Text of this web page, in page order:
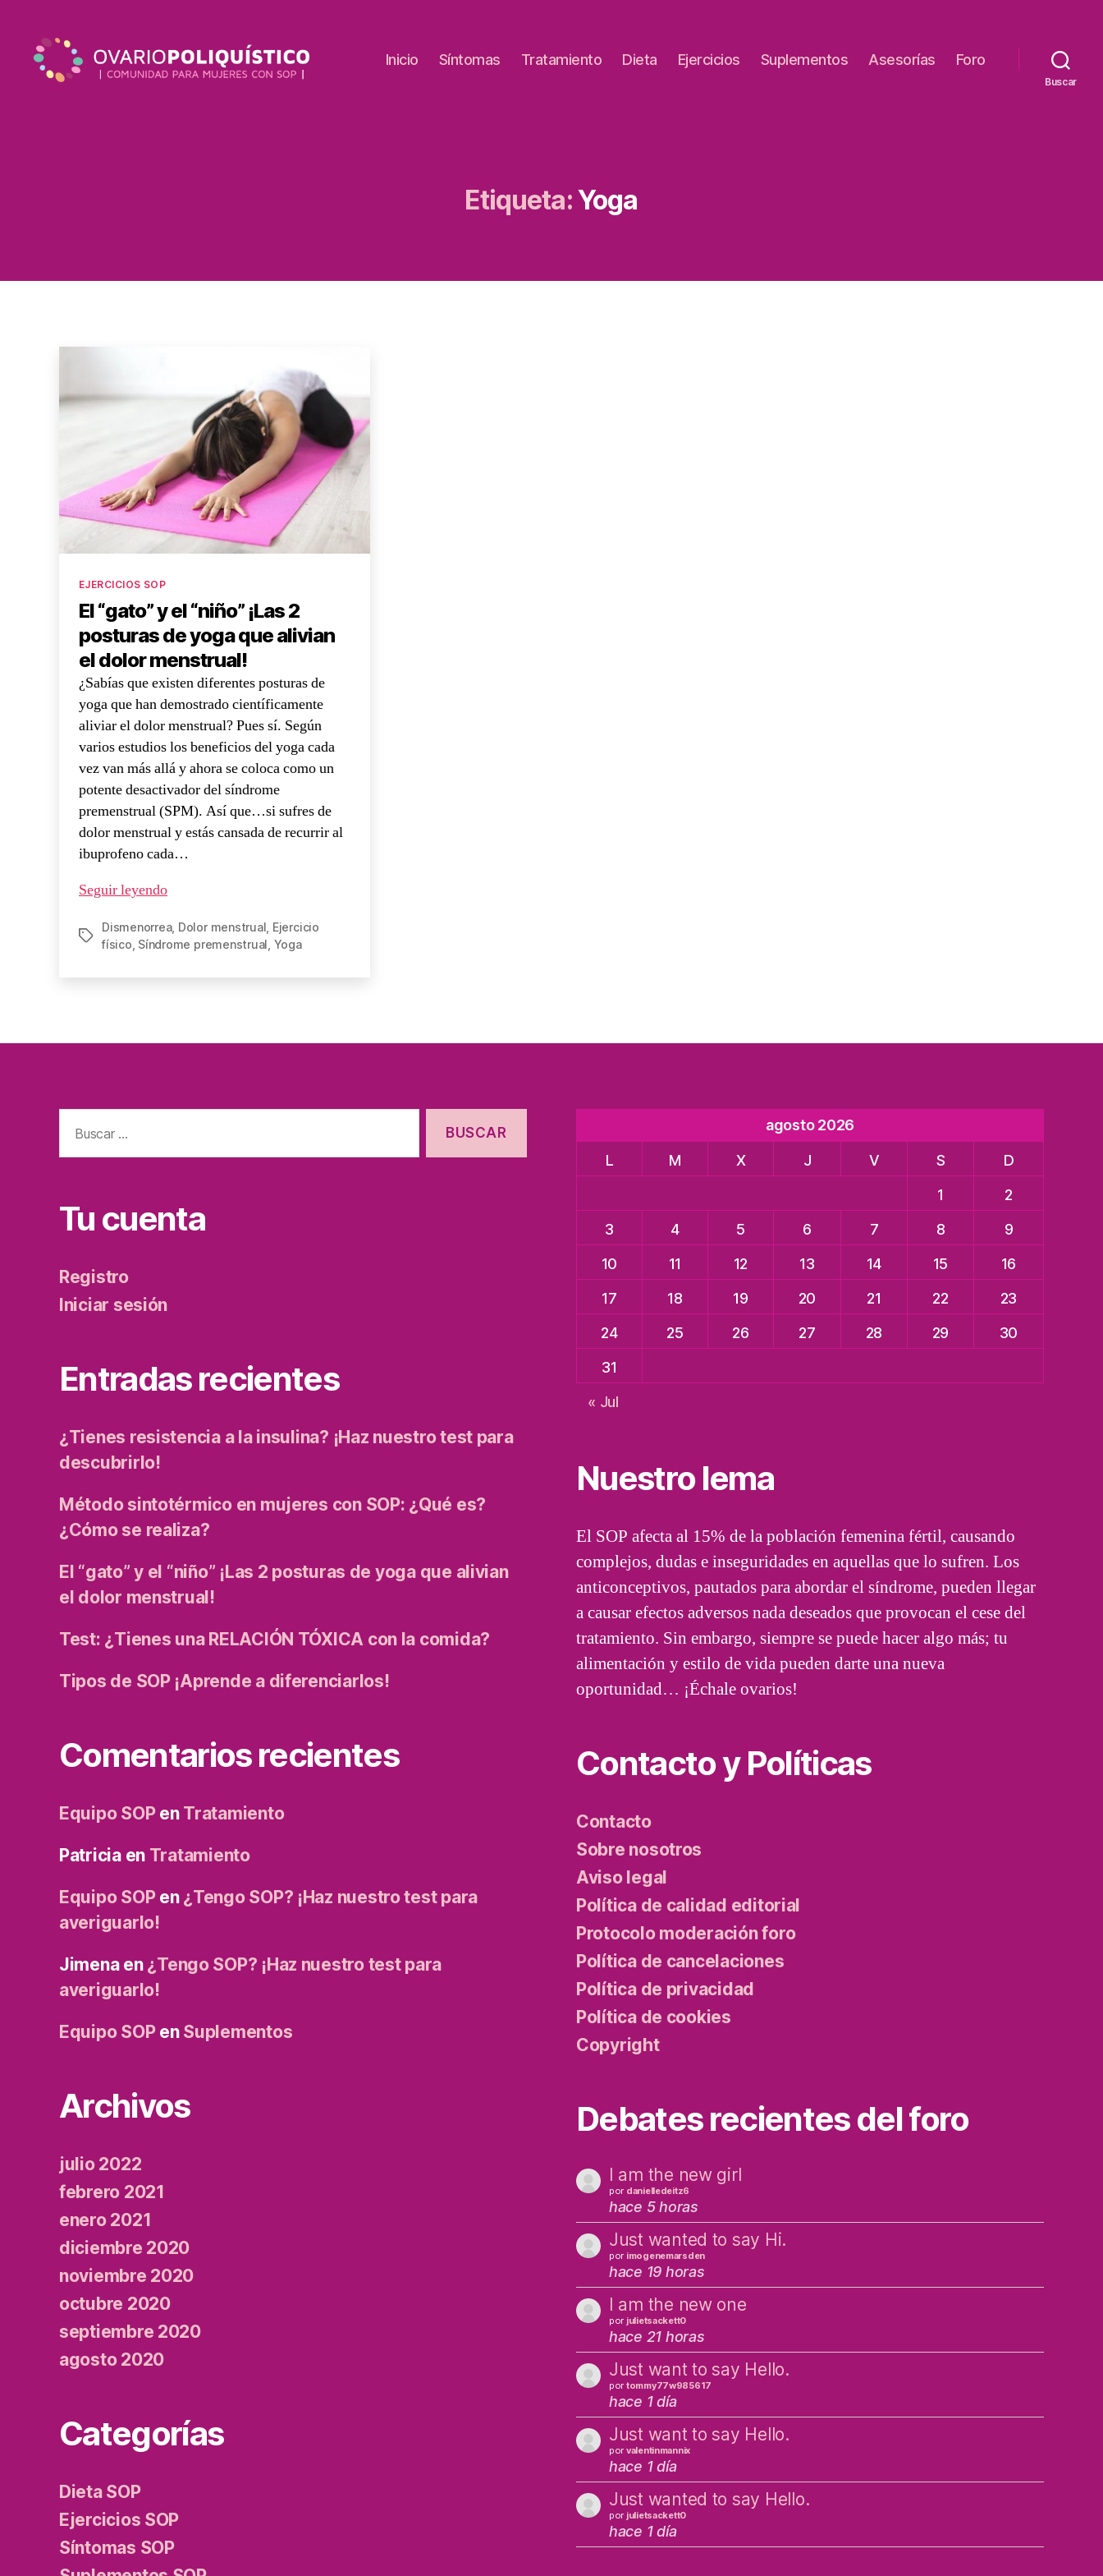
Inicio Síntomas Tratamiento Dieta Ejercicios Suplementos Asesorías Foro
Buscar
Etiqueta:Yoga
EJERCICIOS SOP
El “gato” y el “niño” ¡Las 2
posturas de yoga que alivian
el dolor menstrual!
¿Sabías que existen diferentes posturas de
yoga que han demostrado científicamente
aliviar el dolor menstrual? Pues sí. Según
varios estudios los beneficios del yoga cada
vez van más allá y ahora se coloca como un
potente desactivador del síndrome
premenstrual (SPM). Así que…si sufres de
dolor menstrual y estás cansada de recurrir al
ibuprofeno cada…
Seguir leyendo
Dismenorrea, Dolor menstrual, Ejercicio
físico, Síndrome premenstrual, Yoga
Tu cuenta
Registro
Iniciar sesión
Entradas recientes
¿Tienes resistencia a la insulina? ¡Haz nuestro test para
descubrirlo!
Método sintotérmico en mujeres con SOP: ¿Qué es?
¿Cómo se realiza?
El “gato” y el “niño” ¡Las 2 posturas de yoga que alivian
el dolor menstrual!
Test: ¿Tienes una RELACIÓN TÓXICA con la comida?
Tipos de SOP ¡Aprende a diferenciarlos!
Comentarios recientes
Equipo SOPen Tratamiento
Patriciaen Tratamiento
Equipo SOPen ¿Tengo SOP? ¡Haz nuestro test para
averiguarlo!
Jimenaen ¿Tengo SOP? ¡Haz nuestro test para
averiguarlo!
Equipo SOPen Suplementos
Archivos
julio 2022
febrero 2021
enero 2021
diciembre 2020
noviembre 2020
octubre 2020
septiembre 2020
agosto 2020
Categorías
Dieta SOP
Ejercicios SOP
Síntomas SOP
agosto 2026
L M X J V S
D
1
2
3
4 5 6 7 8
9
10
11 12 13 14 15
16
17
18 19 20 21 22
23
24
25 26 27 28 29
30
31
« Jul
Nuestro lema
El SOP afecta al 15% de la población femenina fértil, causando
complejos, dudas e inseguridades en aquellas que lo sufren. Los
anticonceptivos, pautados para abordar el síndrome, pueden llegar
a causar efectos adversos nada deseados que provocan el cese del
tratamiento. Sin embargo, siempre se puede hacer algo más; tu
alimentación y estilo de vida pueden darte una nueva
oportunidad… ¡Échale ovarios!
Contacto y Políticas
Contacto
Sobre nosotros
Aviso legal
Política de calidad editorial
Protocolo moderación foro
Política de cancelaciones
Política de privacidad
Política de cookies
Copyright
Debates recientes del foro
I am the new girl
por danielledeitz6
hace 5 horas
Just wanted to say Hi.
por imogenemarsden
hace 19 horas
I am the new one
por julietsackett0
hace 21 horas
Just want to say Hello.
por tommy77w985617
hace 1 día
Just want to say Hello.
por valentinmannix
hace 1 día
Just wanted to say Hello.
por julietsackett0
hace 1 día